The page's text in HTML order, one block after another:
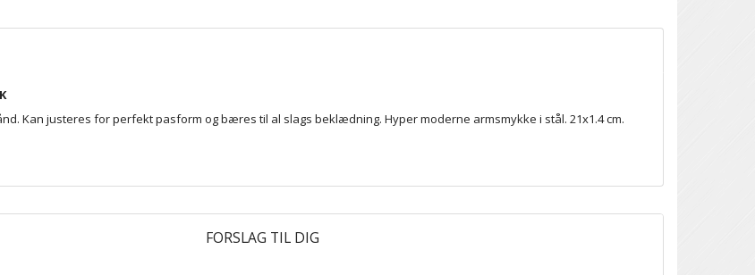
Kan justeres for perfekt pasform og bæres til al slags beklædning. Hyper moderne armsmykke i stål. 21x1.4 cm.
FORSLAG TIL DIG